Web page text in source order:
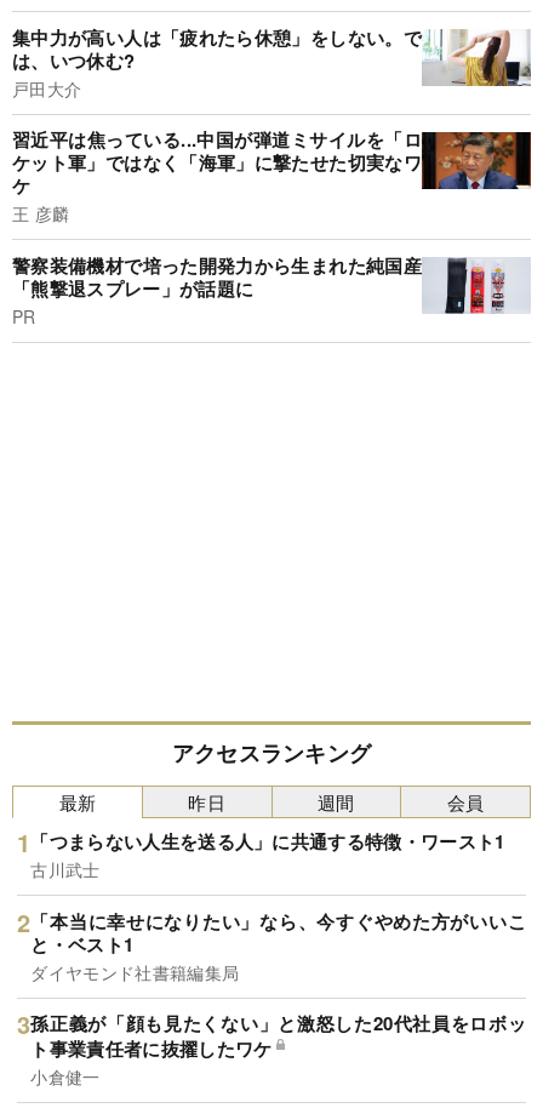
集中力が高い人は「疲れたら休憩」をしない。で
は、いつ休む?
戸田大介
習近平は焦っている...中国が弾道ミサイルを「ロ
ケット軍」ではなく「海軍」に撃たせた切実なワ
ケ
王 彦麟
警察装備機材で培った開発力から生まれた純国産
「熊撃退スプレー」が話題に
PR
アクセスランキング
最新
「つまらない人生を送る人」に共通する特徴・ワースト1
古川武士
「本当に幸せになりたい」なら、今すぐやめた方がいいこ
と・ベスト1
ダイヤモンド社書籍編集局
孫正義が「顔も見たくない」と激怒した20代社員をロボッ
ト事業責任者に抜擢したワケ
小倉健一
昨日 週間 会員